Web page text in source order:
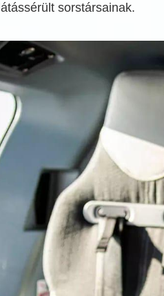
látássérült sorstársainak.